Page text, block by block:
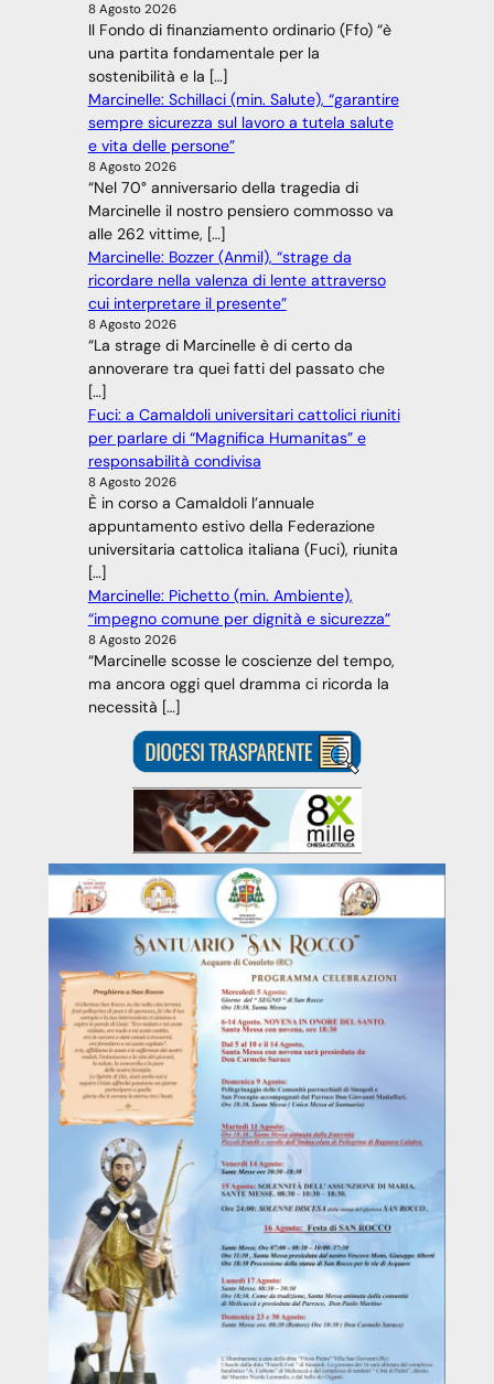
8 Agosto 2026
Il Fondo di finanziamento ordinario (Ffo) “è
una partita fondamentale per la
sostenibilità e la […]
Marcinelle: Schillaci (min. Salute), “garantire
sempre sicurezza sul lavoro a tutela salute
e vita delle persone”
8 Agosto 2026
“Nel 70° anniversario della tragedia di
Marcinelle il nostro pensiero commosso va
alle 262 vittime, […]
Marcinelle: Bozzer (Anmil), “strage da
ricordare nella valenza di lente attraverso
cui interpretare il presente”
8 Agosto 2026
“La strage di Marcinelle è di certo da
annoverare tra quei fatti del passato che
[…]
Fuci: a Camaldoli universitari cattolici riuniti
per parlare di “Magnifica Humanitas” e
responsabilità condivisa
8 Agosto 2026
È in corso a Camaldoli l’annuale
appuntamento estivo della Federazione
universitaria cattolica italiana (Fuci), riunita
[…]
Marcinelle: Pichetto (min. Ambiente),
“impegno comune per dignità e sicurezza”
8 Agosto 2026
“Marcinelle scosse le coscienze del tempo,
ma ancora oggi quel dramma ci ricorda la
necessità […]